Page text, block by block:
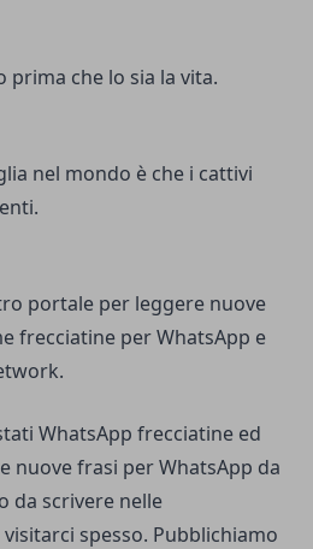
prima che lo sia la vita.
nel mondo è che i cattivi
portale per leggere nuove
frecciatine per WhatsApp e
WhatsApp frecciatine ed
nuovefrasi per WhatsApp da
da scrivere nelle
spesso. Pubblichiamo